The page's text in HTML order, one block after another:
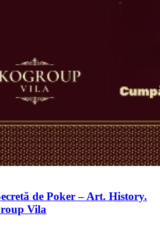
de Poker – Art. History.
Vila